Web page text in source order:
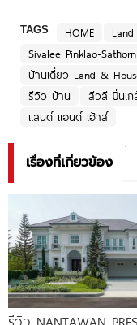
TAGS HOME
Sivalee Pinklao-Sathorn
บ้านเดี่ยว Land &
รีวิว บ้าน
สีวลี ปิ่นเ
แลนด์ แอนด์ เฮ้าส์
เรื่องที่เกี่ยวข้อง